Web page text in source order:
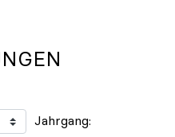
Jahrgang: